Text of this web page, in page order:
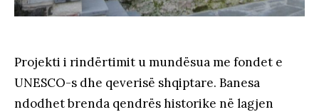
Projekti i rindërtimit u mundësua me fondet e
UNESCO-s dhe qeverisë shqiptare. Banesa
ndodhet brenda qendrës historike në lagjen